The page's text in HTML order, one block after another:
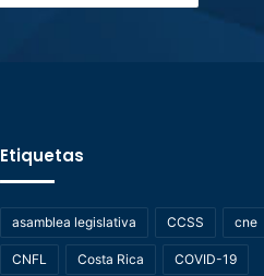
Etiquetas
asamblea legislativa CCSS cne
CNFL Costa Rica COVID-19